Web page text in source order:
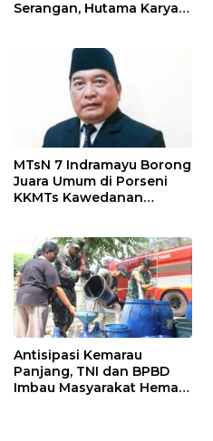
Serangan, Hutama Karya
MTsN 7 Indramayu Borong
Juara Umum di Porseni
KKMTs Kawedanan
Antisipasi Kemarau
Panjang, TNI dan BPBD
Imbau Masyarakat Hemat